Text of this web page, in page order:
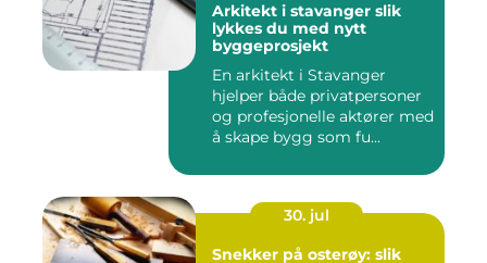
Arkitekt i stavanger slik
lykkes du med nytt
byggeprosjekt
En arkitekt i Stavanger
hjelper både privatpersoner
og profesjonelle aktører med
å skape bygg som fu...
30. jul
Snekker på osterøy: slik